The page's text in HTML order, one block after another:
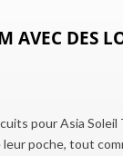
AVEC DES
pour Asia Soleil
poche, tout